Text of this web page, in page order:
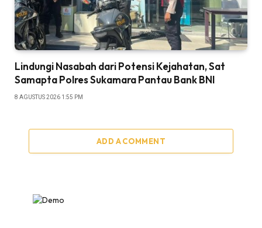
Lindungi Nasabah dari Potensi Kejahatan, Sat
Samapta Polres Sukamara Pantau Bank BNI
8 AGUSTUS 2026 1:55 PM
ADD A COMMENT